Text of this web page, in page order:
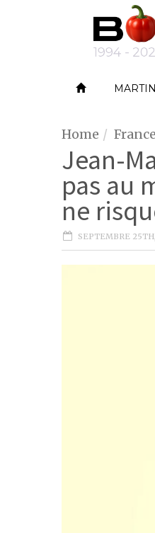
Home France
Jean-
pas au
ne
SEPTEMBRE